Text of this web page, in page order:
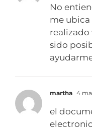
No
me ubica
realizado
sido
martha 4
el